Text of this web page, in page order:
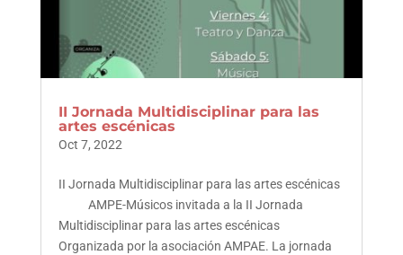
II Jornada Multidisciplinar para las
artes escénicas
Oct 7, 2022
II Jornada Multidisciplinar para las artes escénicas
AMPE-Músicos invitada a la II Jornada
Multidisciplinar para las artes escénicas
Organizada por la asociación AMPAE. La jornada